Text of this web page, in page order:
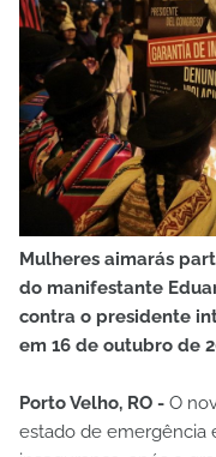
Mulheres aimarás
do manifestante
contra o presidente
em 16 de outubro de
Porto Velho, RO - O
estado de emergência